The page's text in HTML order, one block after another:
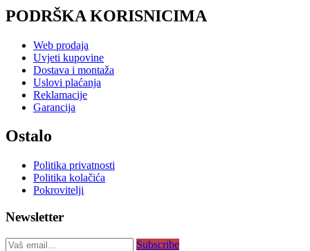
PODRŠKA KORISNICIMA
Web prodaja
Uvjeti kupovine
Dostava i montaža
Uslovi plaćanja
Reklamacije
Garancija
Ostalo
Politika privatnosti
Politika kolačića
Pokrovitelji
Newsletter
Subscribe